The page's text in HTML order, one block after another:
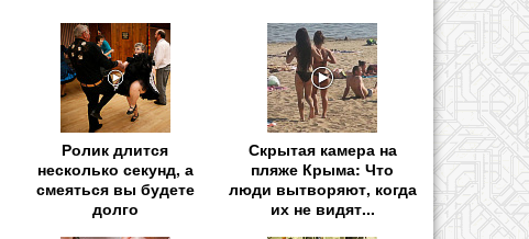
Ролик длится
несколько секунд, а
смеяться вы будете
долго
Скрытая камера на
пляже Крыма: Что
люди вытворяют, когда
их не видят...